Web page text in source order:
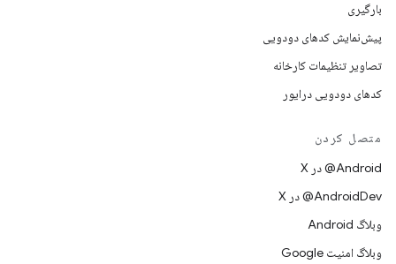
بارگیری
پیش‌نمایش کدهای دودویی
تصاویر تنظیمات کارخانه
کدهای دودویی درایور
متصل کردن
‫‎@Android در X
‫‎@AndroidDev در X
وبلاگ Android
وبلاگ امنیت Google